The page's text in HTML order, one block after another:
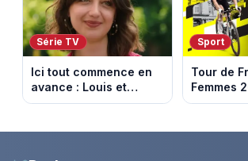
Série TV
Ici tout commence en
avance : Louis et
Jasmine enfin en
août 2026 (spoiler)
Sport
Tour de
Femmes
et